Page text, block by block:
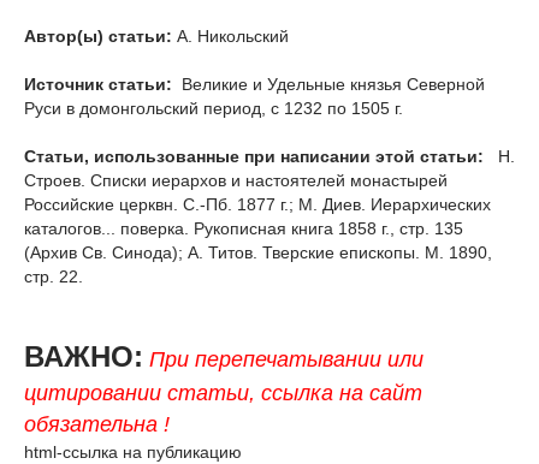
Автор(ы) статьи: А. Никольский
Источник статьи:
Великие и Удельные князья Северной
Руси в домонгольский период, с 1232 по 1505 г.
Статьи, использованные при написании этой статьи:
Н.
Строев. Списки иерархов и настоятелей монастырей
Российские церквн. С.-Пб. 1877 г.; М. Диев. Иерархических
каталогов... поверка. Рукописная книга 1858 г., стр. 135
(Архив Св. Синода); А. Титов. Тверские епископы. М. 1890,
стр. 22.
ВАЖНО: При перепечатывании или
цитировании статьи, ссылка на сайт
обязательна !
html-ссылка на публикацию